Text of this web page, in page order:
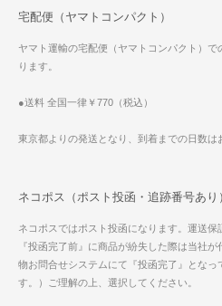
宅配便（ヤマトコンパクト）
ヤマト運輸の宅配便（ヤマトコンパクト）
ります。
●送料 全国一律￥770（税込）
東京都よりの発送となり、到着までの日数は
ネコポス（ポスト投函・追跡番号あり
ネコポスではポスト投函になります。運送
『投函完了前』に商品が紛失した際は当社
物お問合せシステムにて『投函完了』となっ
す。）ご理解の上、選択してください。